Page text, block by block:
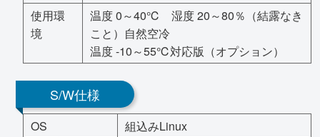
使用環
境
温度 0～40℃ 湿度 20～80％（結露なき
こと）自然空冷
温度 -10～55℃対応版（オプション）
S/W仕様
OS
組込みLinux